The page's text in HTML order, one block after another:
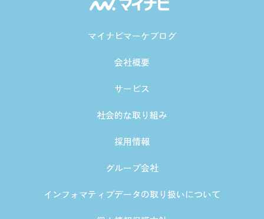
マイナビマーケブログ
会社概要
サービス
社会的な取り組み
採用情報
グループ会社
インフォマティブデータの取り扱いについて